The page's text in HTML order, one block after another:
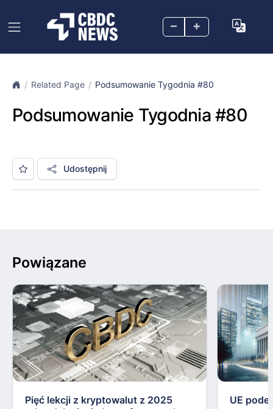
– +
Related Page Podsumowanie Tygodnia #80
Podsumowanie Tygodnia #80
Udostępnij
Powiązane
Pięć lekcji z kryptowalut z 2025
UE